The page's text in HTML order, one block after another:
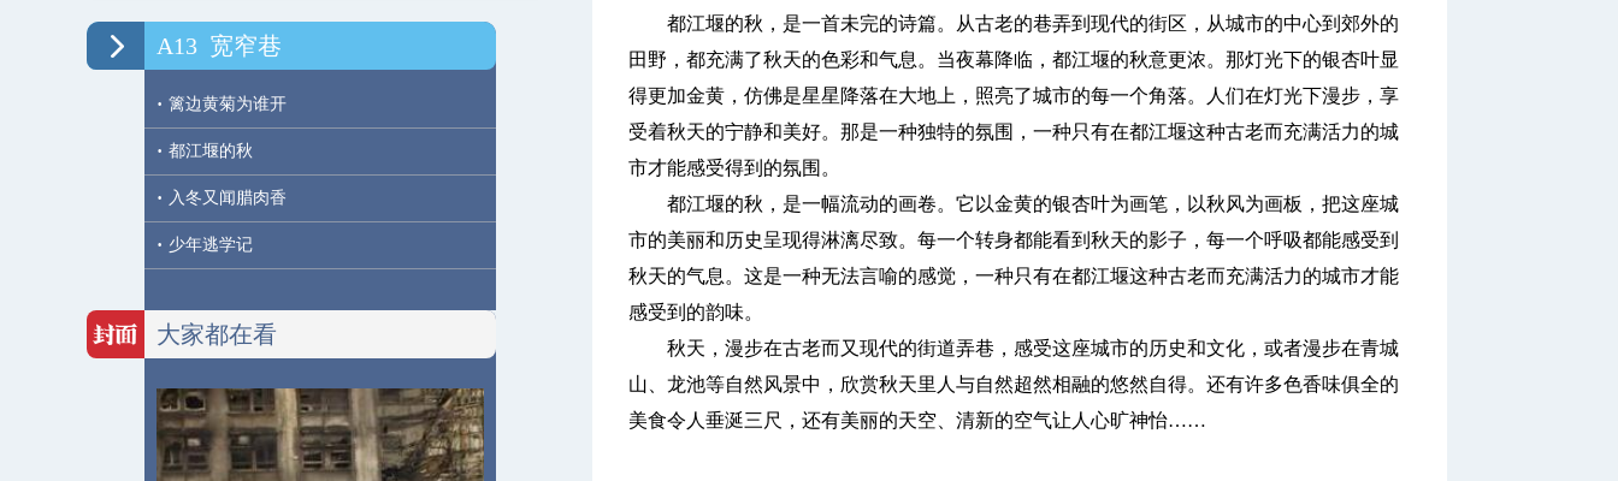
A13 宽窄巷
· 篱边黄菊为谁开
· 都江堰的秋
· 入冬又闻腊肉香
· 少年逃学记
大家都在看
都江堰的秋，是一首未完的诗篇。从古老的巷弄到现代的街区，从城市的中心到郊外的
田野，都充满了秋天的色彩和气息。当夜幕降临，都江堰的秋意更浓。那灯光下的银杏叶显
得更加金黄，仿佛是星星降落在大地上，照亮了城市的每一个角落。人们在灯光下漫步，享
受着秋天的宁静和美好。那是一种独特的氛围，一种只有在都江堰这种古老而充满活力的城
市才能感受得到的氛围。
都江堰的秋，是一幅流动的画卷。它以金黄的银杏叶为画笔，以秋风为画板，把这座城
市的美丽和历史呈现得淋漓尽致。每一个转身都能看到秋天的影子，每一个呼吸都能感受到
秋天的气息。这是一种无法言喻的感觉，一种只有在都江堰这种古老而充满活力的城市才能
感受到的韵味。
秋天，漫步在古老而又现代的街道弄巷，感受这座城市的历史和文化，或者漫步在青城
山、龙池等自然风景中，欣赏秋天里人与自然超然相融的悠然自得。还有许多色香味俱全的
美食令人垂涎三尺，还有美丽的天空、清新的空气让人心旷神怡……